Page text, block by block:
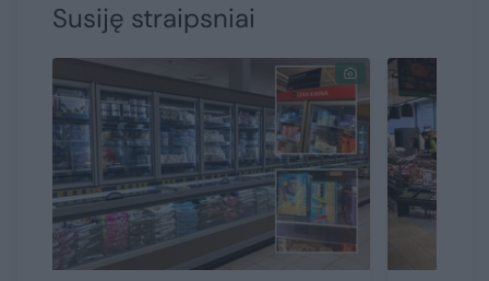
Susiję straipsniai